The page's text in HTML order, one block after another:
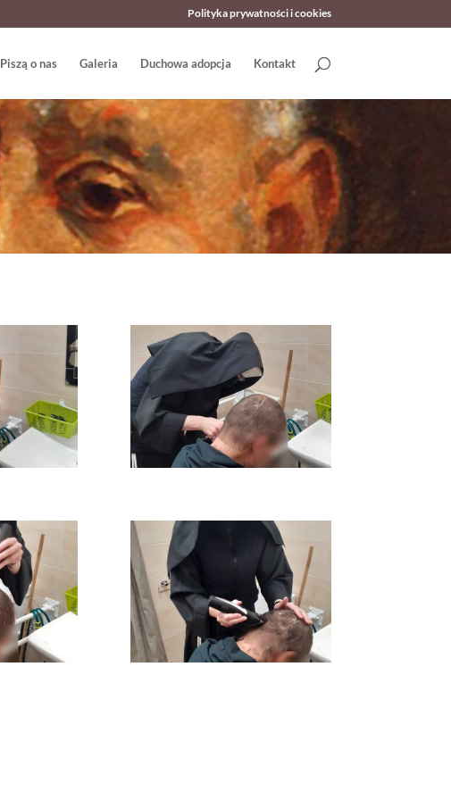
Polityka prywatności i cookies
Piszą o nas Galeria Duchowa adopcja Kontakt